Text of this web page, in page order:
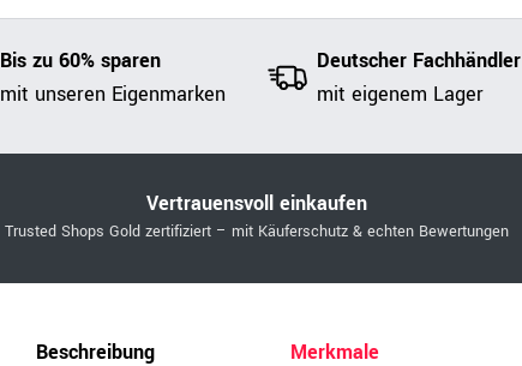
Bis zu 60% sparen
mit unseren Eigenmarken
Deutscher Fachhändler
mit eigenem Lager
Vertrauensvoll einkaufen
Trusted Shops Gold zertifiziert – mit Käuferschutz & echten Bewertungen
Beschreibung Merkmale